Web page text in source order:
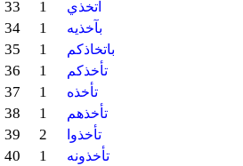
33 1 اتخذي
34 1 بآخذيه
35 1 باتخاذكم
36 1 تأخذكم
37 1 تأخذه
38 1 تأخذهم
39 2 تأخذوا
40 1 تأخذونه